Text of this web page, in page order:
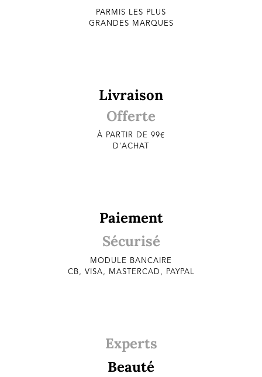
PARMIS LES PLUS
GRANDES MARQUES
Livraison
Offerte
À PARTIR DE 99€
D'ACHAT
Paiement
Sécurisé
MODULE BANCAIRE
CB, VISA, MASTERCAD, PAYPAL
Experts
Beauté